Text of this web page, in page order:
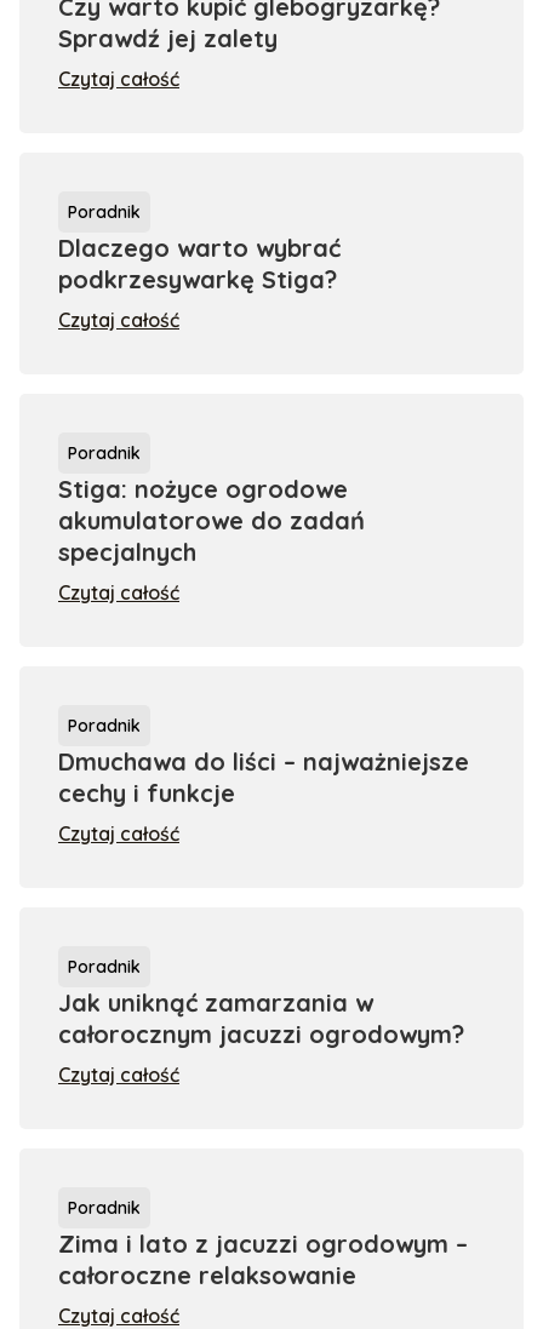
Czy warto kupić glebogryzarkę?
Sprawdź jej zalety
Czytaj całość
Poradnik
Dlaczego warto wybrać
podkrzesywarkę Stiga?
Czytaj całość
Poradnik
Stiga: nożyce ogrodowe
akumulatorowe do zadań
specjalnych
Czytaj całość
Poradnik
Dmuchawa do liści – najważniejsze
cechy i funkcje
Czytaj całość
Poradnik
Jak uniknąć zamarzania w
całorocznym jacuzzi ogrodowym?
Czytaj całość
Poradnik
Zima i lato z jacuzzi ogrodowym –
całoroczne relaksowanie
Czytaj całość